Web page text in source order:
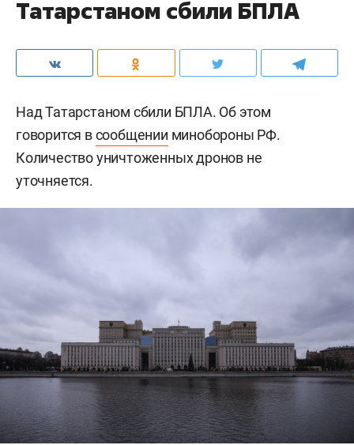
Татарстаном сбили БПЛА
Над Татарстаном сбили БПЛА. Об этом
говорится всообщении минобороны РФ.
Количество уничтоженных дронов не
уточняется.